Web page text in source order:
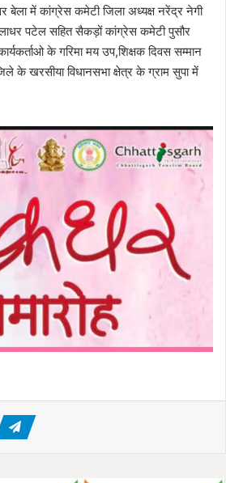
बेला में कांग्रेस कमेटी जिला अध्यक्ष नरेंद्र नेगी
पटेल सहित सैकड़ों कांग्रेस कमेटी पुसौर
के गरिमा मय उप,शिक्षक दिवस सम्मान
के खरसीया विधानसभा क्षेत्र के ग्राम सुपा में